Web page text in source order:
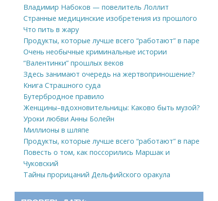
Владимир Набоков — повелитель Лоллит
Странные медицинские изобретения из прошлого
Что пить в жару
Продукты, которые лучше всего “работают” в паре
Очень необычные криминальные истории
“Валентинки” прошлых веков
Здесь занимают очередь на жертвоприношение?
Книга Страшного суда
Бутербродное правило
Женщины–вдохновительницы: Каково быть музой?
Уроки любви Анны Болейн
Миллионы в шляпе
Продукты, которые лучше всего “работают” в паре
Повесть о том, как поссорились Маршак и
Чуковский
Тайны прорицаний Дельфийского оракула